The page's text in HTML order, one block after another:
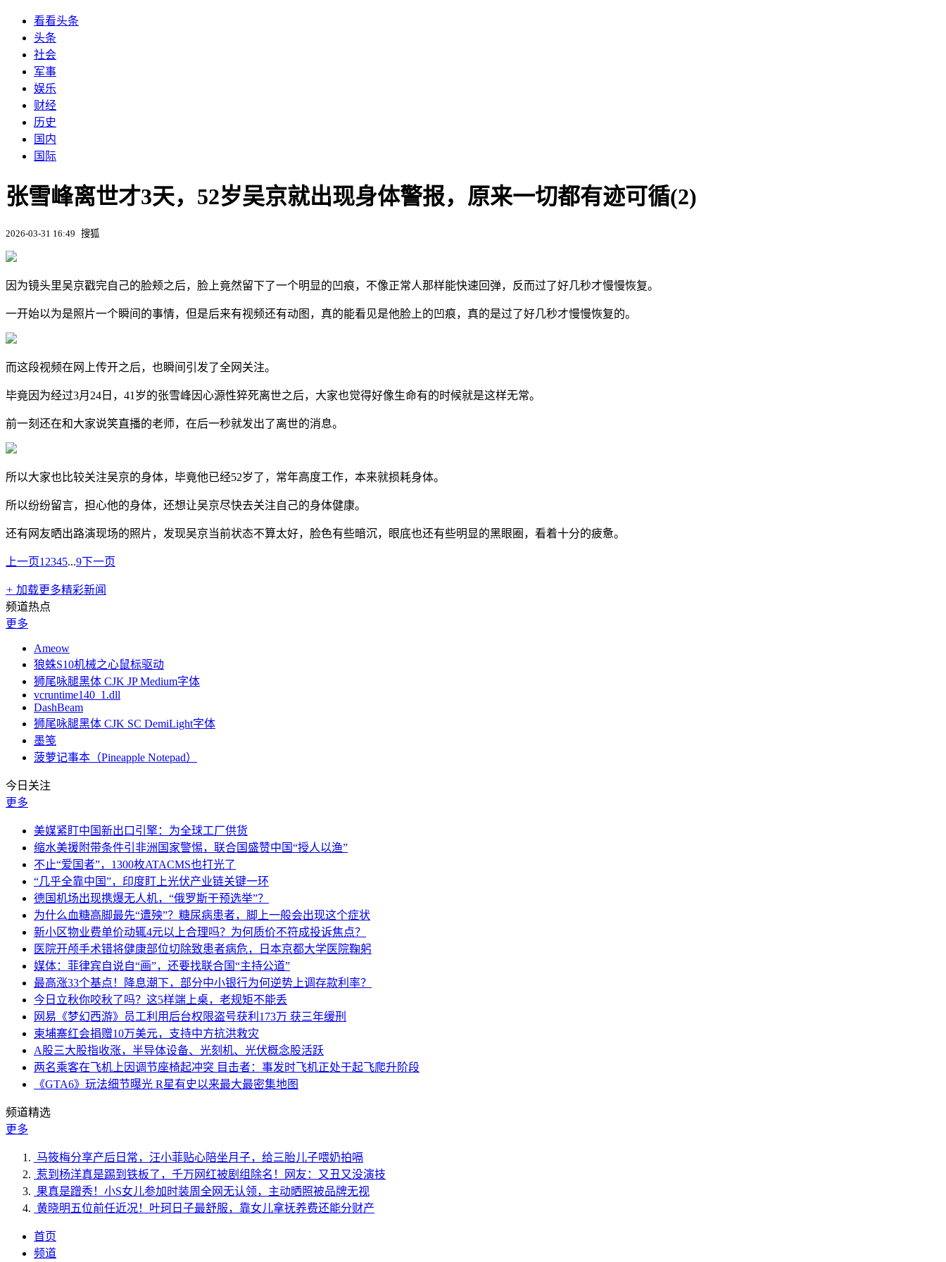
看看头条
头条
社会
军事
娱乐
财经
历史
国内
国际
张雪峰离世才3天，52岁吴京就出现身体警报，原来一切都有迹可循(2)
2026-03-31 16:49 搜狐
因为镜头里吴京戳完自己的脸颊之后，脸上竟然留下了一个明显的凹痕，不像正常人那样能快速回弹，反而过了好几秒才慢慢恢复。
一开始以为是照片一个瞬间的事情，但是后来有视频还有动图，真的能看见是他脸上的凹痕，真的是过了好几秒才慢慢恢复的。
而这段视频在网上传开之后，也瞬间引发了全网关注。
毕竟因为经过3月24日，41岁的张雪峰因心源性猝死离世之后，大家也觉得好像生命有的时候就是这样无常。
前一刻还在和大家说笑直播的老师，在后一秒就发出了离世的消息。
所以大家也比较关注吴京的身体，毕竟他已经52岁了，常年高度工作，本来就损耗身体。
所以纷纷留言，担心他的身体，还想让吴京尽快去关注自己的身体健康。
还有网友晒出路演现场的照片，发现吴京当前状态不算太好，脸色有些暗沉，眼底也还有些明显的黑眼圈，看着十分的疲惫。
上一页1 2345...9下一页
+ 加载更多精彩新闻
频道热点
更多
Ameow
狼蛛S10机械之心鼠标驱动
狮尾咏腿黑体 CJK JP Medium字体
vcruntime140_1.dll
DashBeam
狮尾咏腿黑体 CJK SC DemiLight字体
墨笺
菠萝记事本（Pineapple Notepad）
今日关注
更多
美媒紧盯中国新出口引擎：为全球工厂供货
缩水美援附带条件引非洲国家警惕，联合国盛赞中国“授人以渔”
不止“爱国者”，1300枚ATACMS也打光了
“几乎全靠中国”，印度盯上光伏产业链关键一环
德国机场出现携爆无人机，“俄罗斯干预选举”？
为什么血糖高脚最先“遭殃”？糖尿病患者，脚上一般会出现这个症状
新小区物业费单价动辄4元以上合理吗？为何质价不符成投诉焦点？
医院开颅手术错将健康部位切除致患者病危，日本京都大学医院鞠躬
媒体：菲律宾自说自“画”，还要找联合国“主持公道”
最高涨33个基点！降息潮下，部分中小银行为何逆势上调存款利率？
今日立秋你咬秋了吗？这5样端上桌，老规矩不能丢
网易《梦幻西游》员工利用后台权限盗号获利173万 获三年缓刑
柬埔寨红会捐赠10万美元，支持中方抗洪救灾
A股三大股指收涨，半导体设备、光刻机、光伏概念股活跃
两名乘客在飞机上因调节座椅起冲突 目击者：事发时飞机正处于起飞爬升阶段
《GTA6》玩法细节曝光 R星有史以来最大最密集地图
频道精选
更多
马筱梅分享产后日常，汪小菲贴心陪坐月子，给三胎儿子喂奶拍嗝
惹到杨洋真是踢到铁板了，千万网红被剧组除名！网友：又丑又没演技
果真是蹭秀！小S女儿参加时装周全网无认领，主动晒照被品牌无视
黄晓明五位前任近况！叶珂日子最舒服，靠女儿拿抚养费还能分财产
首页
频道